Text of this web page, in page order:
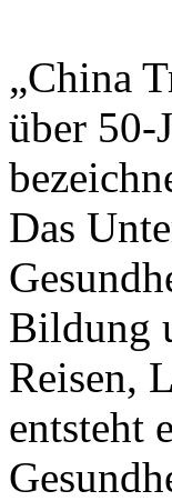
„China
über 50-
Das
Bildung
Reisen,
entsteht